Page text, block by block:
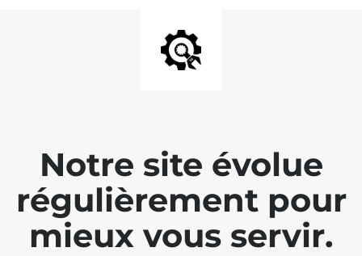
Notre site évolue
régulièrement pour
mieux vous servir.